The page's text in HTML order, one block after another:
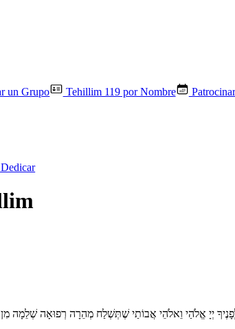
un Grupo Tehillim 119 por Nombre
Dedicar
יְיָ אֱלֹהַי וֵאלֹהֵי אֲבוֹתַי שֶׁתְּשְׁלַח מְהֵרָה רְפוּאָה שְׁלֵמָה